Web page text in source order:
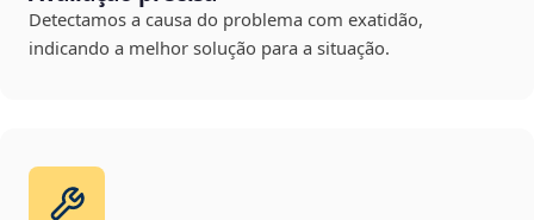
Detectamos a causa do problema com exatidão,
indicando a melhor solução para a situação.